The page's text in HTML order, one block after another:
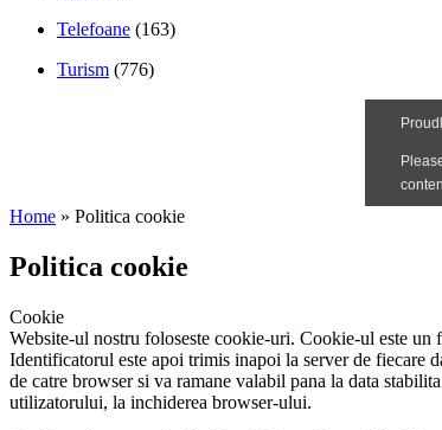
Telefoane (163)
Turism (776)
Home » Politica cookie
Politica cookie
Cookie
Website-ul nostru foloseste cookie-uri. Cookie-ul este un
Identificatorul este apoi trimis inapoi la server de fiecare
de catre browser si va ramane valabil pana la data
utilizatorului, la inchiderea browser-ului.